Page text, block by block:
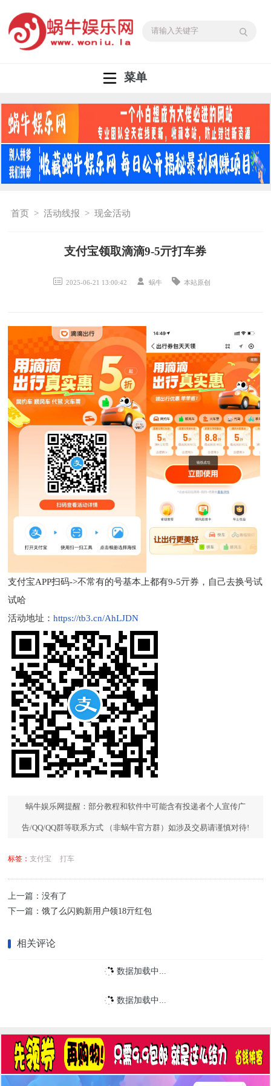
菜单
首页 >活动线报 >现金活动
支付宝领取滴滴9-5亓打车券
2025-06-21 13:00:42 蜗牛 本站原创
支付宝APP扫码->不常有的号基本上都有9-5亓券，自己去换号试
试哈
活动地址：https://tb3.cn/AhLJDN
蜗牛娱乐网提醒：部分教程和软件中可能含有投递者个人宣传广
告/QQ/QQ群等联系方式 （非蜗牛官方群）如涉及交易请谨慎对待!
标签：支付宝 打车
上一篇：没有了
下一篇：饿了么闪购新用户领18亓红包
相关评论
数据加载中...
数据加载中...